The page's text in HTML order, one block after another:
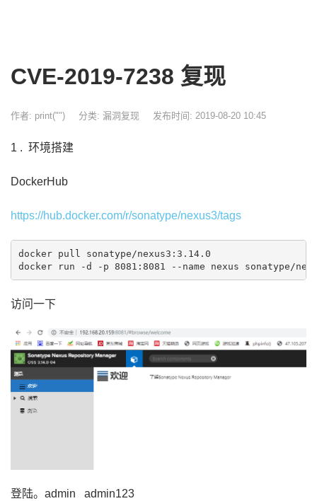
CVE-2019-7238 复现
作者: print("") 分类: 漏洞复现 发布时间: 2019-08-20 10:45
1 . 环境搭建
DockerHub
https://hub.docker.com/r/sonatype/nexus3/tags
docker pull sonatype/nexus3:3.14.0
docker run -d -p 8081:8081 --name nexus sonatype/
访问一下
登陆。admin admin123